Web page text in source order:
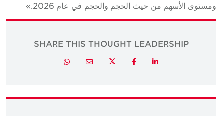
ومستوى الأسهم من حيث الحجم والحجم في عام 2026.»
SHARE THIS THOUGHT LEADERSHIP
LinkedIn
Facebook
Twitter
Email
Whatsapp